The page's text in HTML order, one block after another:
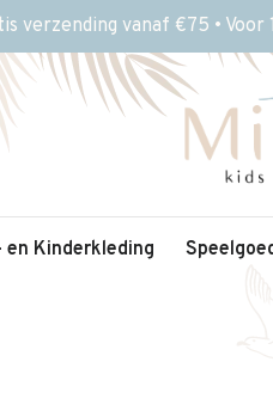
verzending vanaf €75 •
en Kinderkleding